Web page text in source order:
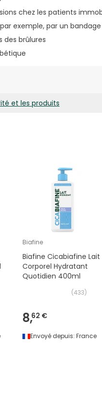
chez les patients
exemple, par un
des brûlures
et les produits
Biafine
Biafine Cicabiafine Lait
Corporel Hydratant
Quotidien 400ml
(433)
8,62 €
Envoyé depuis: France